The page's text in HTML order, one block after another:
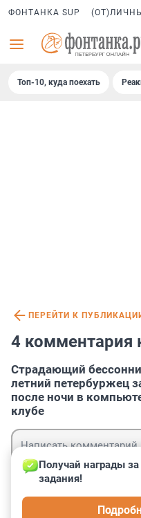
ФОНТАНКА SUP
Топ-10, куда поехать
ПЕРЕЙТИ К
4 комментария
Страдающий
летний петербуржец
после ночи в
клубе
Получай награды
задания!